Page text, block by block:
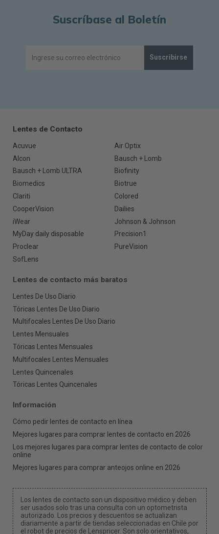
Suscríbase al Boletín
Suscribirse
Lentes de Contacto
Acuvue
Air Optix
Alcon
Bausch + Lomb
Bausch + Lomb ULTRA
Biofinity
Biomedics
Biotrue
Clariti
Colored
CooperVision
Dailies
iWear
Johnson & Johnson
MyDay daily disposable
Precision1
Proclear
PureVision
SofLens
Lentes de contacto más baratos
Lentes De Uso Diario
Tóricas Lentes De Uso Diario
Multifocales Lentes De Uso Diario
Lentes Mensuales
Tóricas Lentes Mensuales
Multifocales Lentes Mensuales
Lentes Quincenales
Tóricas Lentes Quincenales
Información
Cómo pedir lentes de contacto en línea
Mejores lugares para comprar lentes de contacto en 2026
Los mejores lugares para comprar lentes de contacto de color
online
Mejores lugares para comprar anteojos online en 2026
Los lentes de contacto son un dispositivo médico y deben
ser usados solo tras una consulta con un optometrista
autorizado. Los precios y descuentos se actualizan
diariamente a partir de tiendas seleccionadas en Chile por
el robot de precios de Lenspricer. Son solo orientativos,